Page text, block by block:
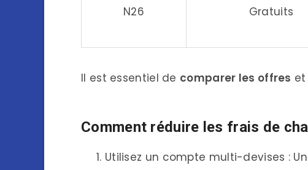
N26 Gratuits
Il est essentiel de comparer les offres
Comment réduire les frais de
Utilisez un compte multi-devises :